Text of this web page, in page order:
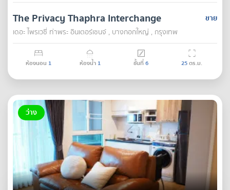
ขาย
The Privacy Thaphra Interchange
เดอะ ไพรเวซี่ ท่าพระ อินเตอร์เชนจ์ , บางกอกใหญ่ , กรุงเทพ
ห้องนอน 1 ห้องน้ำ 1 ชั้นที่6 25ตร.ม.
ว่าง